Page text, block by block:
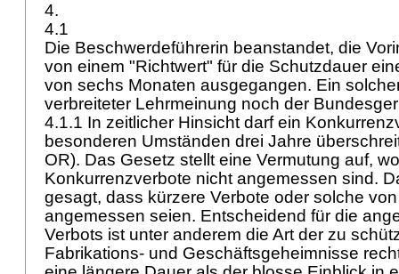
4.
4.1
Die Beschwerdeführerin beanstandet, die
von einem "Richtwert" für die Schutzdauer
von sechs Monaten ausgegangen. Ein
verbreiteter Lehrmeinung noch der
4.1.1 In zeitlicher Hinsicht darf ein
besonderen Umständen drei Jahre
OR). Das Gesetz stellt eine Vermutung auf,
Konkurrenzverbote nicht angemessen sind.
gesagt, dass kürzere Verbote oder solche
angemessen seien. Entscheidend für die
Verbots ist unter anderem die Art der zu
Fabrikations- und Geschäftsgeheimnisse